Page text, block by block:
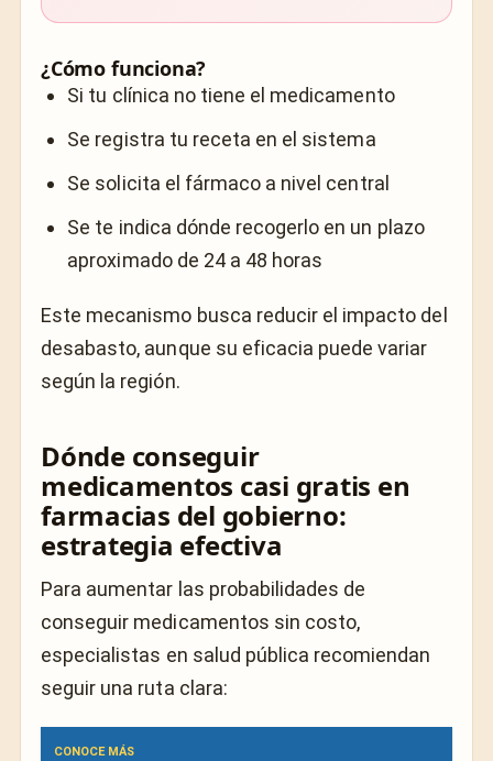
¿Cómo funciona?
Si tu clínica no tiene el medicamento
Se registra tu receta en el sistema
Se solicita el fármaco a nivel central
Se te indica dónde recogerlo en un plazo
aproximado de 24 a 48 horas
Este mecanismo busca reducir el impacto del
desabasto, aunque su eficacia puede variar
según la región.
Dónde conseguir
medicamentos casi gratis en
farmacias del gobierno:
estrategia efectiva
Para aumentar las probabilidades de
conseguir medicamentos sin costo,
especialistas en salud pública recomiendan
seguir una ruta clara:
CONOCE MÁS